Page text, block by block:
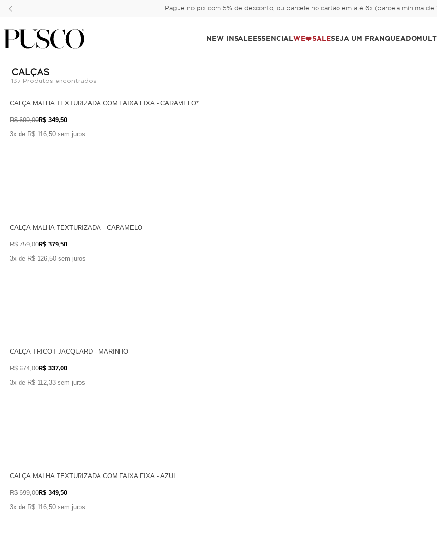
Pague no pix com 5% de desconto, ou parcele no cartão em até 6x (parcela mínima de
NEW IN SALE ESSENCIALWE❤️SALESEJA UM FRANQUEADO
CALÇAS
137 Produtos encontrados
CALÇA MALHA TEXTURIZADA COM FAIXA FIXA - CARAMELO*
R$ 699,00R$ 349,50
3x de R$ 116,50 sem juros
CALÇA MALHA TEXTURIZADA - CARAMELO
R$ 759,00R$ 379,50
3x de R$ 126,50 sem juros
CALÇA TRICOT JACQUARD - MARINHO
R$ 674,00R$ 337,00
3x de R$ 112,33 sem juros
CALÇA MALHA TEXTURIZADA COM FAIXA FIXA - AZUL
R$ 699,00R$ 349,50
3x de R$ 116,50 sem juros